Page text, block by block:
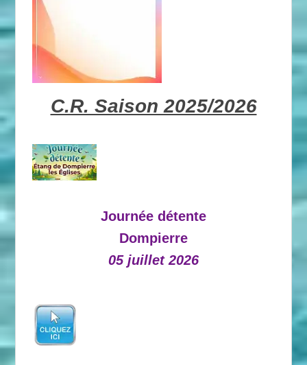
C.R. Saison 2025/2026
Journée détente
Dompierre
05 juillet 2026